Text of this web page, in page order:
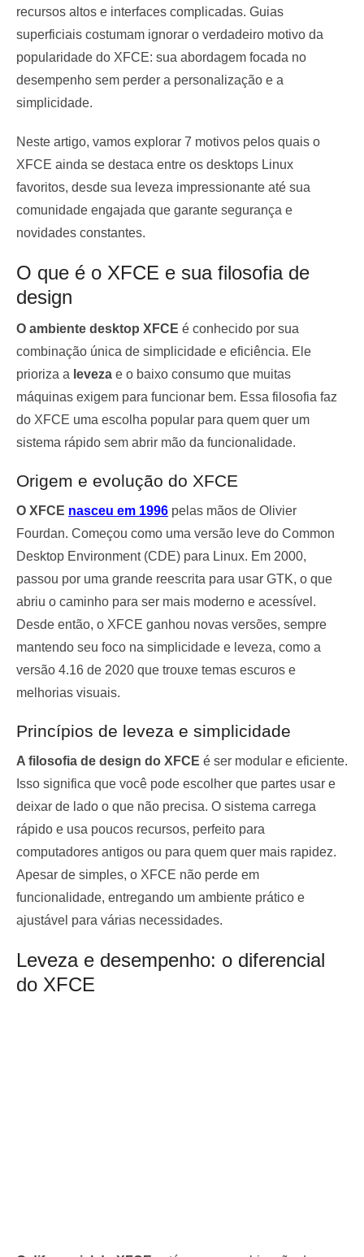
recursos altos e interfaces complicadas. Guias
superficiais costumam ignorar o verdadeiro motivo da
popularidade do XFCE: sua abordagem focada no
desempenho sem perder a personalização e a
simplicidade.
Neste artigo, vamos explorar 7 motivos pelos quais o
XFCE ainda se destaca entre os desktops Linux
favoritos, desde sua leveza impressionante até sua
comunidade engajada que garante segurança e
novidades constantes.
O que é o XFCE e sua filosofia de
design
O ambiente desktop XFCE é conhecido por sua
combinação única de simplicidade e eficiência. Ele
prioriza a leveza e o baixo consumo que muitas
máquinas exigem para funcionar bem. Essa filosofia faz
do XFCE uma escolha popular para quem quer um
sistema rápido sem abrir mão da funcionalidade.
Origem e evolução do XFCE
O XFCE nasceu em 1996 pelas mãos de Olivier
Fourdan. Começou como uma versão leve do Common
Desktop Environment (CDE) para Linux. Em 2000,
passou por uma grande reescrita para usar GTK, o que
abriu o caminho para ser mais moderno e acessível.
Desde então, o XFCE ganhou novas versões, sempre
mantendo seu foco na simplicidade e leveza, como a
versão 4.16 de 2020 que trouxe temas escuros e
melhorias visuais.
Princípios de leveza e simplicidade
A filosofia de design do XFCE é ser modular e eficiente.
Isso significa que você pode escolher que partes usar e
deixar de lado o que não precisa. O sistema carrega
rápido e usa poucos recursos, perfeito para
computadores antigos ou para quem quer mais rapidez.
Apesar de simples, o XFCE não perde em
funcionalidade, entregando um ambiente prático e
ajustável para várias necessidades.
Leveza e desempenho: o diferencial
do XFCE